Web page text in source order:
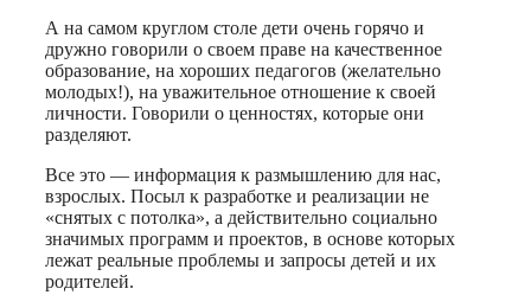
А на самом круглом столе дети очень горячо и
дружно говорили о своем праве на качественное
образование, на хороших педагогов (желательно
молодых!), на уважительное отношение к своей
личности. Говорили о ценностях, которые они
разделяют.
Все это — информация к размышлению для нас,
взрослых. Посыл к разработке и реализации не
«снятых с потолка», а действительно социально
значимых программ и проектов, в основе которых
лежат реальные проблемы и запросы детей и их
родителей.